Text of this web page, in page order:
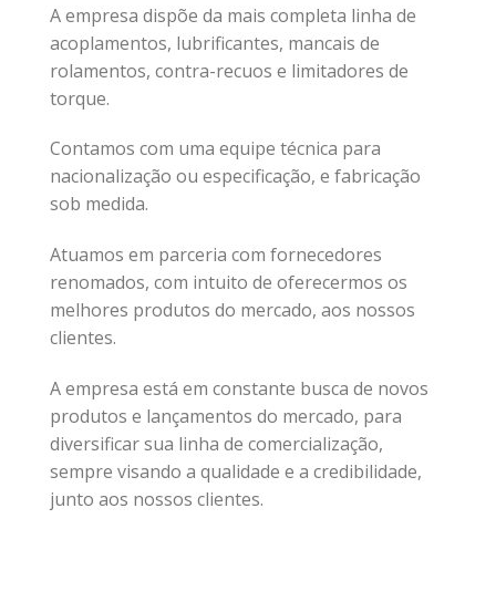
A empresa dispõe da mais completa linha de
acoplamentos, lubrificantes, mancais de
rolamentos, contra-recuos e limitadores de
torque.
Contamos com uma equipe técnica para
nacionalização ou especificação, e fabricação
sob medida.
Atuamos em parceria com fornecedores
renomados, com intuito de oferecermos os
melhores produtos do mercado, aos nossos
clientes.
A empresa está em constante busca de novos
produtos e lançamentos do mercado, para
diversificar sua linha de comercialização,
sempre visando a qualidade e a credibilidade,
junto aos nossos clientes.